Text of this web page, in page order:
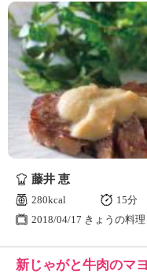
藤井 恵
280kcal
15分
2018/04/17 きょうの料
新じゃがと牛肉のマ